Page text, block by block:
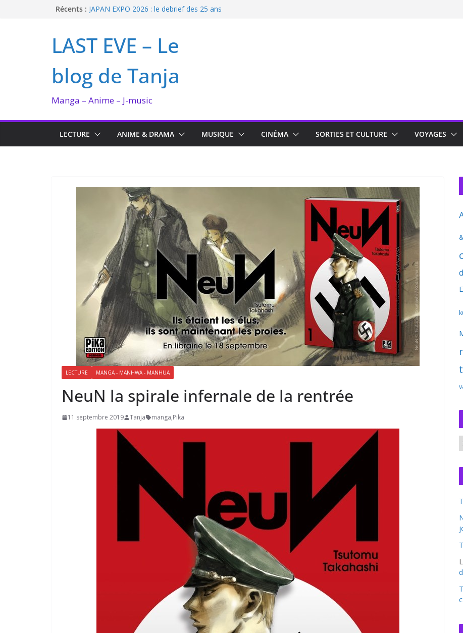
Récents : JAPAN EXPO 2026 : le debrief des 25 ans
I’m not in love de Zeniko Sumiya
Enomoto n’est pas un ange
LAST EVE – Le
blog de Tanja
Manga – Anime – J-music
LECTURE ANIME & DRAMA MUSIQUE CINÉMA SORTIES ET CULTURE VOYAGES
LECTURE MANGA - MANHWA - MANHUA
NeuN la spirale infernale de la rentrée
11 septembre 2019 Tanja manga,Pika
r
c
v
e
s